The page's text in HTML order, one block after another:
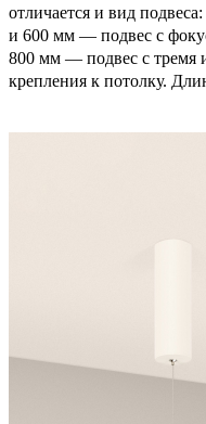
отличается и вид
и 600 мм — подвес с
800 мм — подвес с тремя
крепления к потолку.